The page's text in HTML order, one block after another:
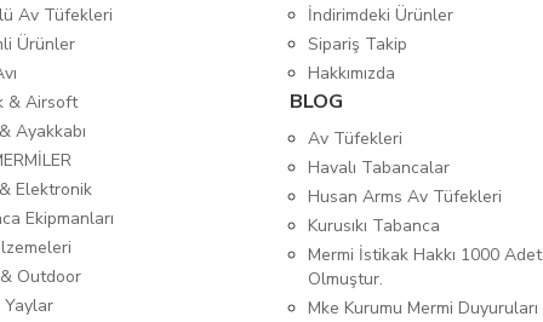
Av Tüfekleri
Ürünler
& Airsoft
Ayakkabı
Elektronik
Ekipmanları
Outdoor
Yaylar
İndirimdeki Ürünler
Sipariş Takip
Hakkımızda
BLOG
Av Tüfekleri
Havalı Tabancalar
Husan Arms Av Tüfekleri
Kurusıkı Tabanca
Mermi İstikak Hakkı 1000 Adet
Olmuştur.
Mke Kurumu Mermi